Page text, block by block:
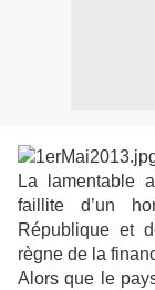
La lamentable
faillite d’un
République et
règne de la
Alors que le